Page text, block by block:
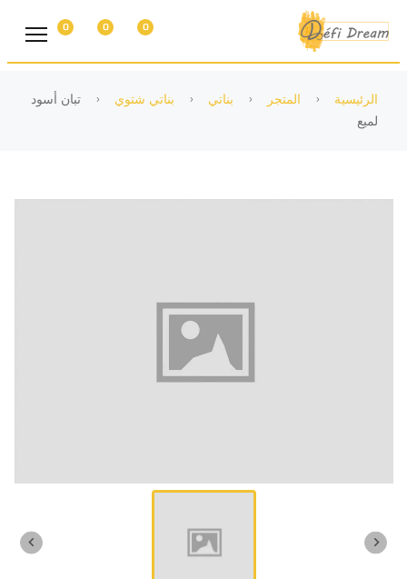
0
0
0
الرئيسية المتجر بناتي بناتي شتوي
تبان أسود
لميع